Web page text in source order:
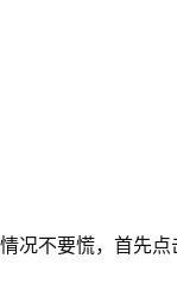
况不要慌，首先